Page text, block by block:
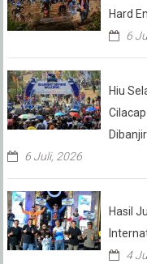
Hard
6
Hiu
6 Juli, 2026
Hasil
4